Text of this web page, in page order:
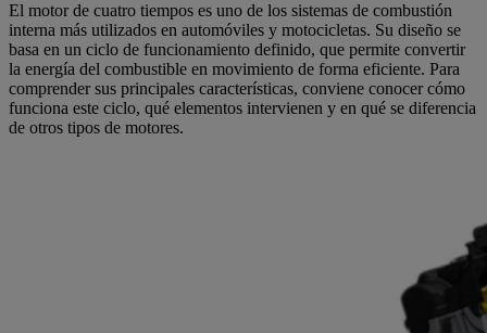
El motor de cuatro tiempos es uno de los sistemas de combustión
interna más utilizados en automóviles y motocicletas. Su diseño se
basa en un ciclo de funcionamiento definido, que permite convertir
la energía del combustible en movimiento de forma eficiente. Para
comprender sus principales características, conviene conocer cómo
funciona este ciclo, qué elementos intervienen y en qué se diferencia
de otros tipos de motores.